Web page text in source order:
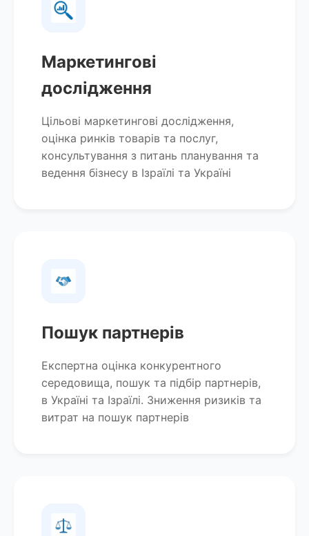
Маркетингові
дослідження
Цільові маркетингові дослідження,
оцінка ринків товарів та послуг,
консультування з питань планування та
ведення бізнесу в Ізраїлі та Україні
Пошук партнерів
Експертна оцінка конкурентного
середовища, пошук та підбір партнерів,
в Україні та Ізраїлі. Зниження ризиків та
витрат на пошук партнерів